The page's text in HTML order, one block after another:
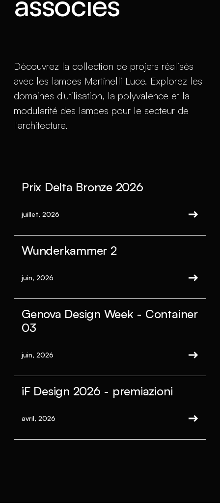
Découvrez la collection de projets réalisés
avec les lampes Martinelli Luce. Explorez les
domaines d'utilisation, la polyvalence et la
modularité des lampes pour le secteur de
l'architecture.
Prix Delta Bronze 2026
juillet, 2026
Wunderkammer 2
juin, 2026
Genova Design Week - Container
03
juin, 2026
iF Design 2026 - premiazioni
avril, 2026